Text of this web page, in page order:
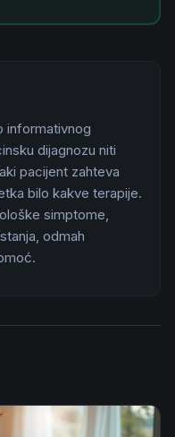
informativnog
dijagnozu niti
pacijent zahteva
bilo kakve terapije.
simptome,
odmah